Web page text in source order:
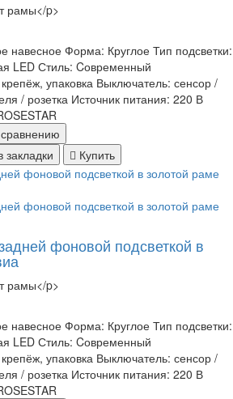
рамы</p>
навесное Форма: Круглое Тип подсветки:
LED Стиль: Cовременный
упаковка Выключатель: сенсор /
/ розетка Источник питания: 220 В
закладки Купить
фоновой подсветкой в
рамы</p>
навесное Форма: Круглое Тип подсветки:
LED Стиль: Cовременный
упаковка Выключатель: сенсор /
/ розетка Источник питания: 220 В